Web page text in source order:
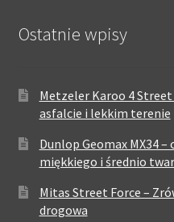
Ostatnie wpisy
Metzeler Karoo 4
asfalcie i lekkim terenie
Dunlop Geomax MX34
miękkiego i średnio
Mitas Street Force –
drogowa